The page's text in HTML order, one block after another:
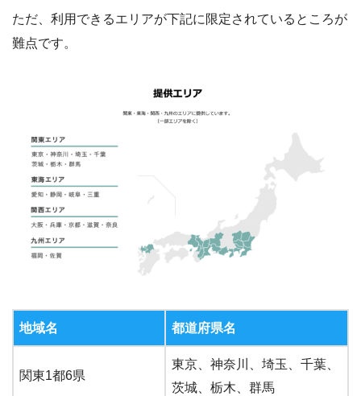
ただ、利用できるエリアが下記に限定されているところが
難点です。
地域名 都道府県名
関東1都6県
東京、神奈川、埼玉、千葉、
茨城、栃木、群馬